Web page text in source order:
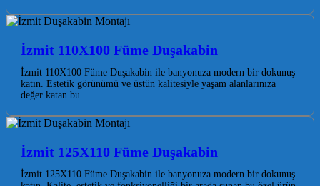
İzmit 110X100 Füme Duşakabin
İzmit 110X100 Füme Duşakabin ile banyonuza modern bir dokunuş
katın. Estetik görünümü ve üstün kalitesiyle yaşam alanlarınıza
değer katan bu…
İzmit 125X110 Füme Duşakabin
İzmit 125X110 Füme Duşakabin ile banyonuza modern bir dokunuş